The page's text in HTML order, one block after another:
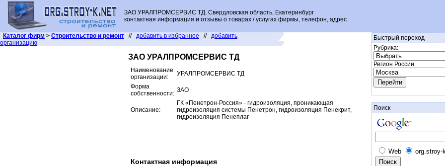
ЗАО УРАЛПРОМСЕРВИС ТД, Свердловская область, Екатеринбург
контактная информация и отзывы о товарах / услугах фирмы, телефон, адрес
Каталог фирм > Строительство и ремонт // добавить в избранное // добавить
организацию
ЗАО УРАЛПРОМСЕРВИС ТД
Наименование
организации:
УРАЛПРОМСЕРВИС ТД
Форма
собственности: ЗАО
Описание:
ГК «Пенетрон-Россия» - гидроизоляция, проникающая
гидроизоляция системы Пенетрон, гидроизоляция Пенекрит,
гидроизоляция Пенеплаг
Контактная информация
Быстрый переход
Рубрика:
Регион России:
Поиск
Web org.stroy-